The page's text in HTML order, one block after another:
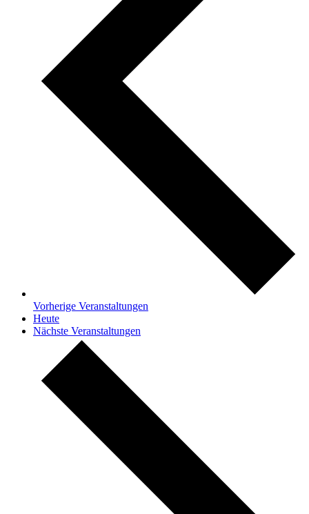
Vorherige Veranstaltungen
Heute
Nächste Veranstaltungen